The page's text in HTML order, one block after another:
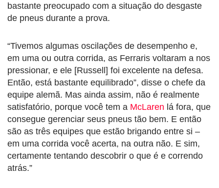
bastante preocupado com a situação do desgaste
de pneus durante a prova.
“Tivemos algumas oscilações de desempenho e,
em uma ou outra corrida, as Ferraris voltaram a nos
pressionar, e ele [Russell] foi excelente na defesa.
Então, está bastante equilibrado”, disse o chefe da
equipe alemã. Mas ainda assim, não é realmente
satisfatório, porque você tem a McLaren lá fora, que
consegue gerenciar seus pneus tão bem. E então
são as três equipes que estão brigando entre si –
em uma corrida você acerta, na outra não. E sim,
certamente tentando descobrir o que é e correndo
atrás.”